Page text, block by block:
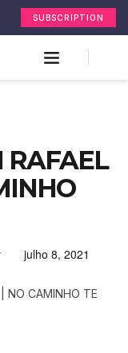
SUBSCRIPTION
RAFAEL
julho 8, 2021